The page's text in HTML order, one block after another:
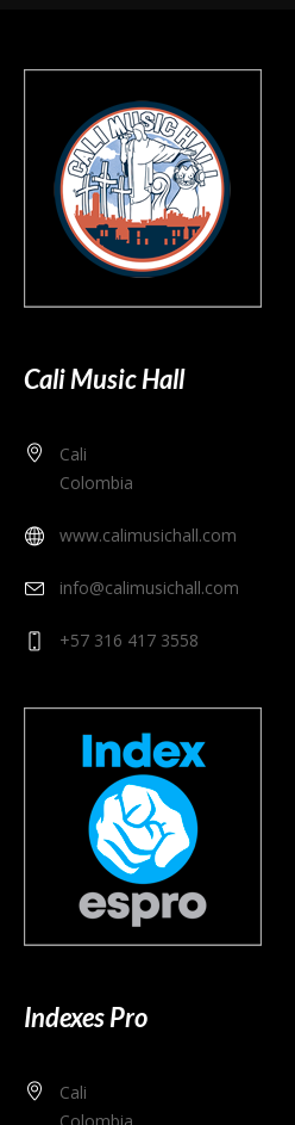
Cali Music Hall
Cali
Colombia
www.calimusichall.com
info@calimusichall.com
+57 316 417 3558
Indexes Pro
Cali